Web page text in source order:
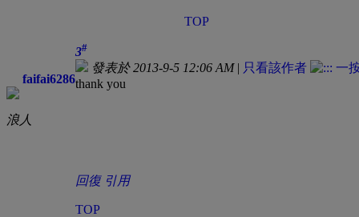
TOP
faifai6286
浪人
3#
發表於 2013-9-5 12:06 AM| 只看該作者
thank you
回復 引用
TOP